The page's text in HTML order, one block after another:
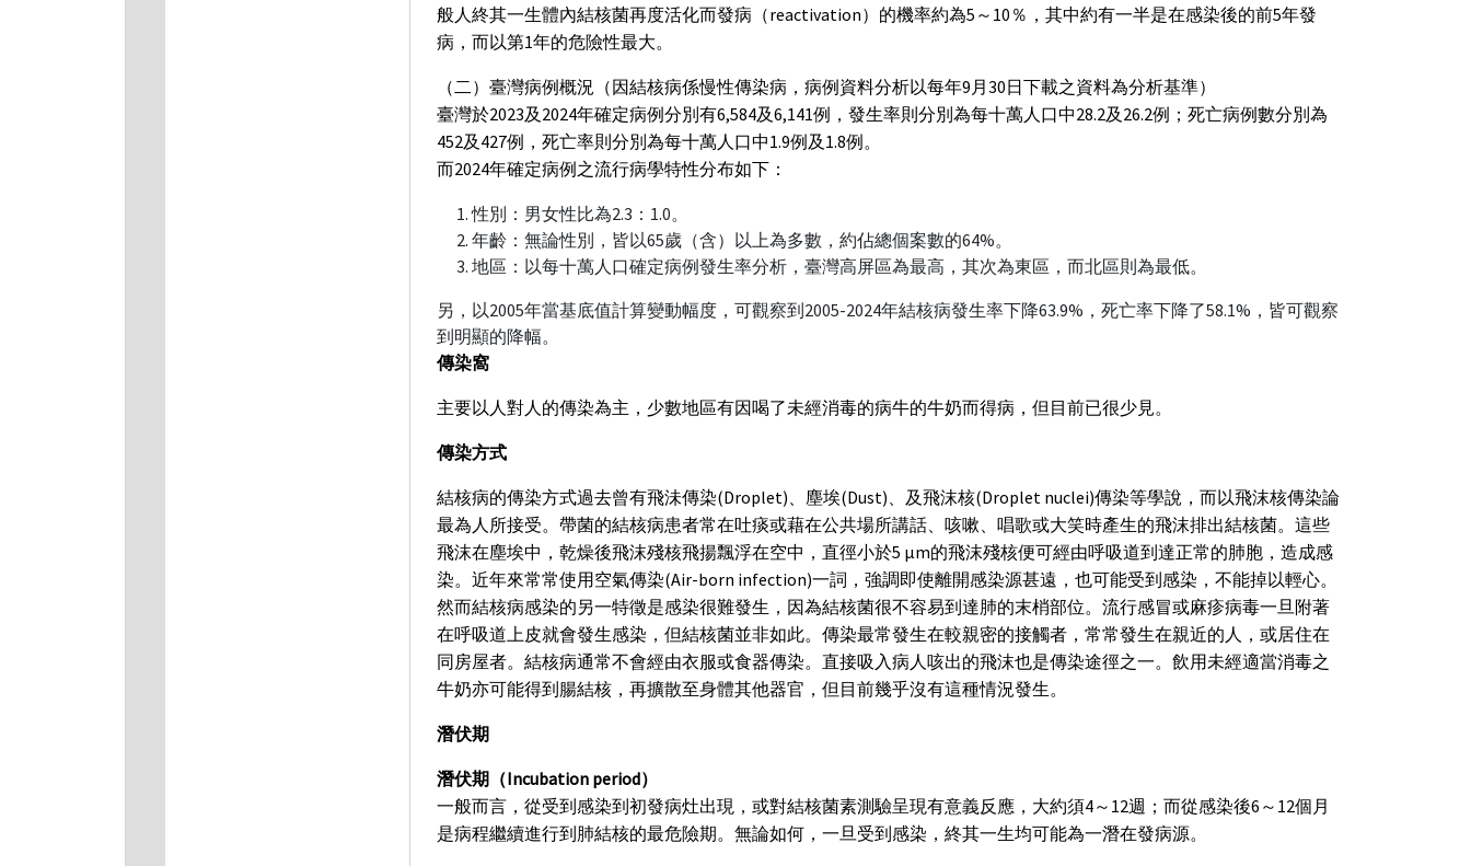
般人終其一生體內結核菌再度活化而發病（reactivation）的機率約為5～10％，其中約有一半是在感染後的前5年發
病，而以第1年的危險性最大。
（二）臺灣病例概況（因結核病係慢性傳染病，病例資料分析以每年9月30日下載之資料為分析基準）
臺灣於2023及2024年確定病例分別有6,584及6,141例，發生率則分別為每十萬人口中28.2及26.2例；死亡病例數分別為
452及427例，死亡率則分別為每十萬人口中1.9例及1.8例。
而2024年確定病例之流行病學特性分布如下：
性別：男女性比為2.3：1.0。
年齡：無論性別，皆以65歲（含）以上為多數，約佔總個案數的64%。
地區：以每十萬人口確定病例發生率分析，臺灣高屏區為最高，其次為東區，而北區則為最低。
另，以2005年當基底值計算變動幅度，可觀察到2005-2024年結核病發生率下降63.9%，死亡率下降了58.1%，皆可觀察
到明顯的降幅。
傳染窩
主要以人對人的傳染為主，少數地區有因喝了未經消毒的病牛的牛奶而得病，但目前已很少見。
傳染方式
結核病的傳染方式過去曾有飛沬傳染(Droplet)、塵埃(Dust)、及飛沫核(Droplet nuclei)傳染等學說，而以飛沫核傳染論
最為人所接受。帶菌的結核病患者常在吐痰或藉在公共場所講話、咳嗽、唱歌或大笑時產生的飛沫排出結核菌。這些
飛沫在塵埃中，乾燥後飛沫殘核飛揚飄浮在空中，直徑小於5 μm的飛沫殘核便可經由呼吸道到達正常的肺胞，造成感
染。近年來常常使用空氣傳染(Air-born infection)一詞，強調即使離開感染源甚遠，也可能受到感染，不能掉以輕心。
然而結核病感染的另一特徵是感染很難發生，因為結核菌很不容易到達肺的末梢部位。流行感冒或麻疹病毒一旦附著
在呼吸道上皮就會發生感染，但結核菌並非如此。傳染最常發生在較親密的接觸者，常常發生在親近的人，或居住在
同房屋者。結核病通常不會經由衣服或食器傳染。直接吸入病人咳出的飛沫也是傳染途徑之一。飲用未經適當消毒之
牛奶亦可能得到腸結核，再擴散至身體其他器官，但目前幾乎沒有這種情況發生。
潛伏期
潛伏期（Incubation period）
一般而言，從受到感染到初發病灶出現，或對結核菌素測驗呈現有意義反應，大約須4～12週；而從感染後6～12個月
是病程繼續進行到肺結核的最危險期。無論如何，一旦受到感染，終其一生均可能為一潛在發病源。